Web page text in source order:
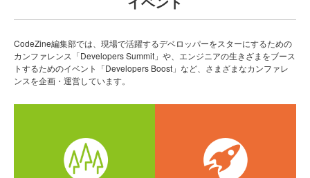
CodeZine編集部では、現場で活躍するデベロッパーをスターにするための
カンファレンス「Developers Summit」や、エンジニアの生きざまをブース
トするためのイベント「Developers Boost」など、さまざまなカンファレ
ンスを企画・運営しています。